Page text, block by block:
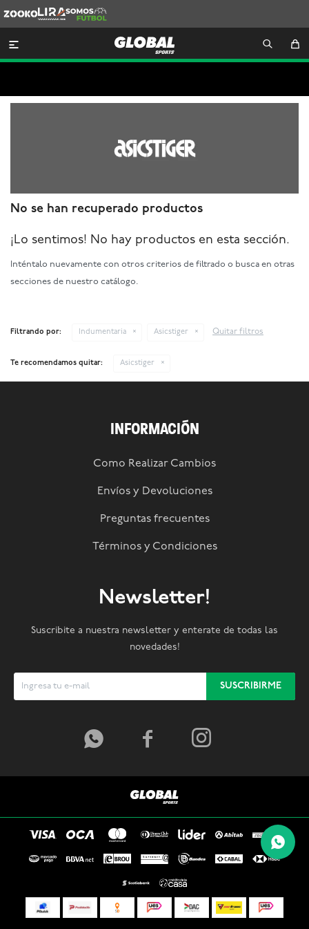
Lira
Somos
Futbol

No se han recuperado productos
¡Lo sentimos! No hay productos en esta sección.
Inténtalo nuevamente con otros criterios de filtrado o busca en otras
secciones de nuestro catálogo.
Filtrando por: Indumentaria Asicstiger Quitar filtros
Te recomendamos quitar: Asicstiger
INFORMACIÓN
Como Realizar Cambios
Envíos y Devoluciones
Preguntas frecuentes
Términos y Condiciones
Newsletter!
Suscribite a nuestra newsletter y enterate de todas las
novedades!
SUSCRIBIRME
  